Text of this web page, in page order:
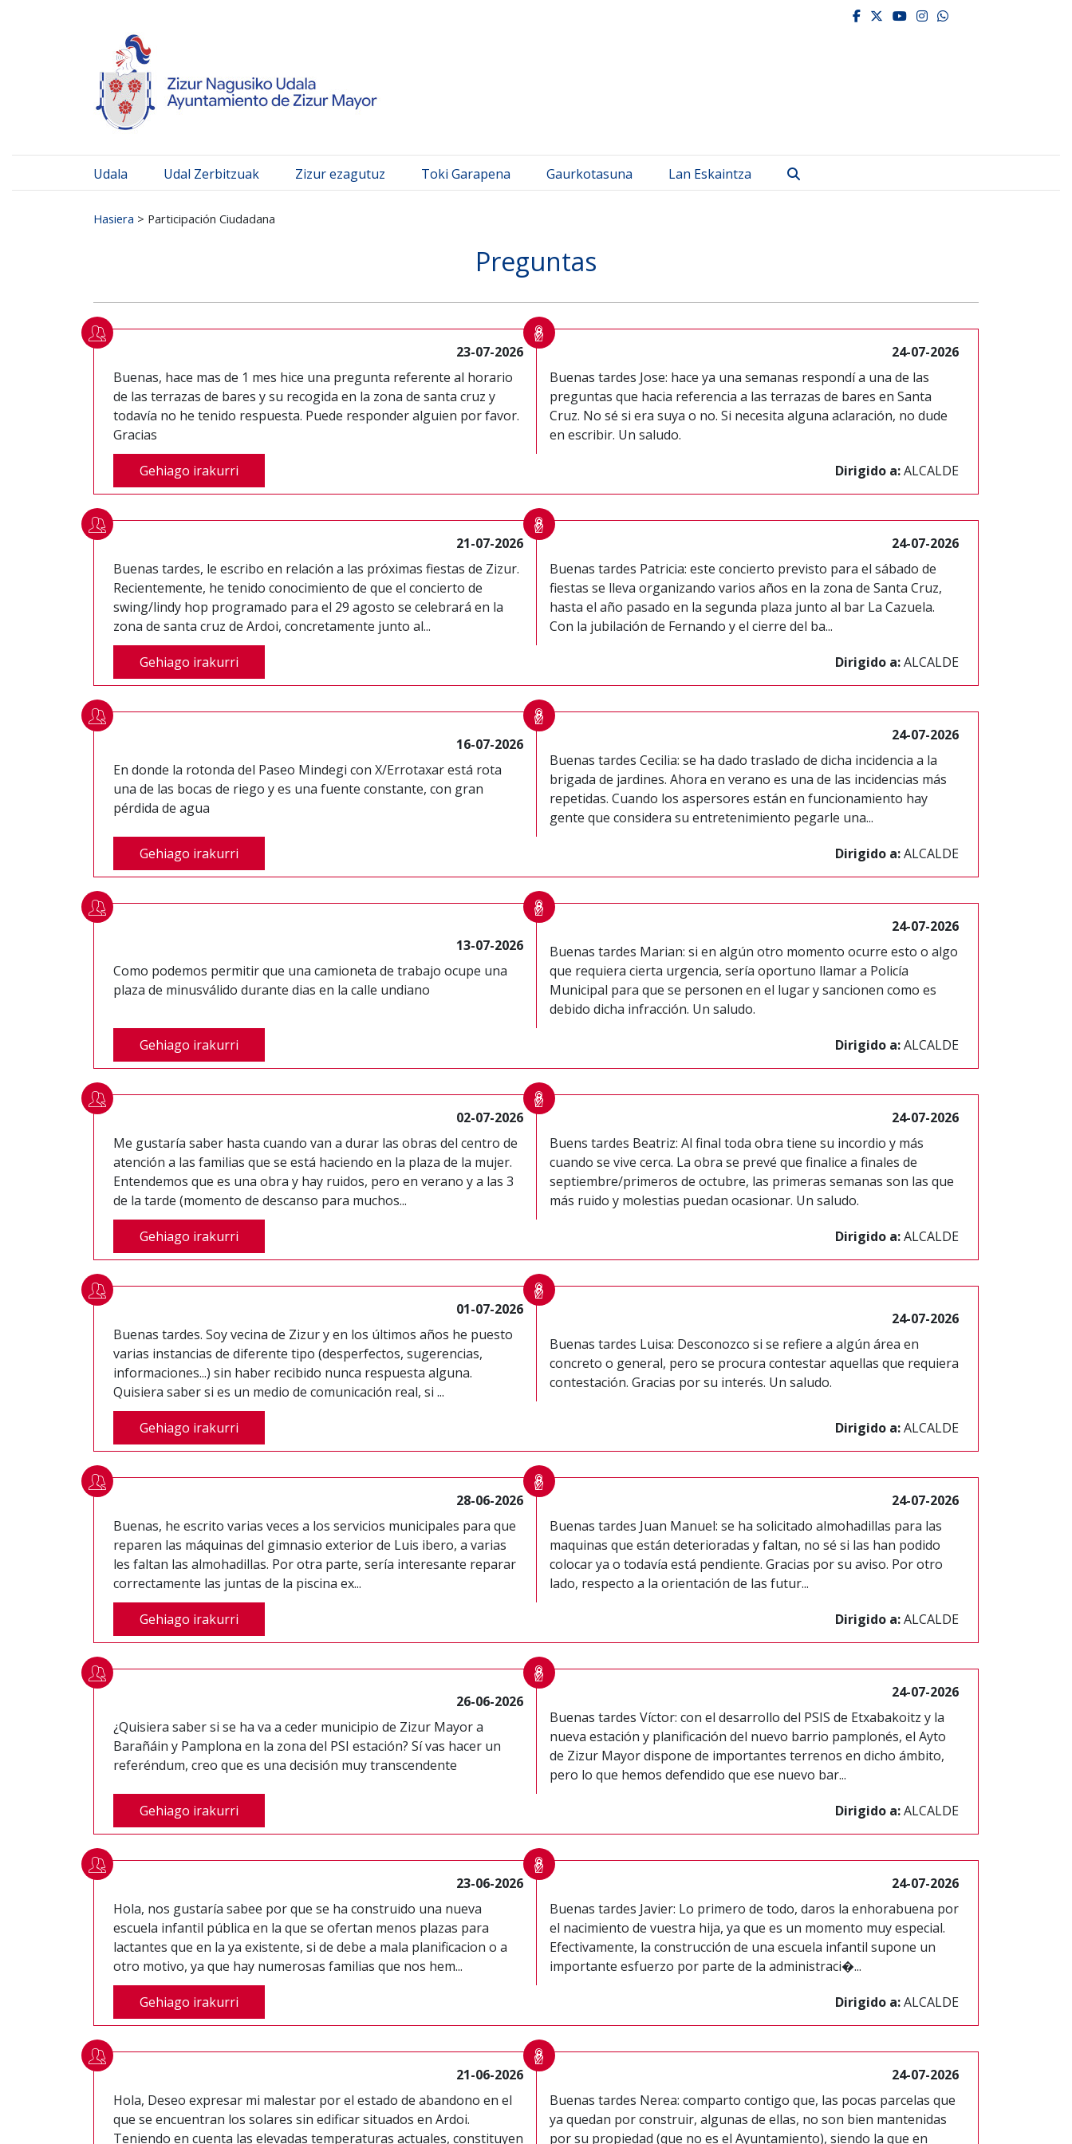
facebook
twitter
youtube
instagram
whatsapp
Udala Udal Zerbitzuak Zizur ezagutuz Toki Garapena Gaurkotasuna Lan Eskaintza
Hasiera > Participación Ciudadana
Preguntas
23-07-2026
Buenas, hace mas de 1 mes hice una pregunta referente al horario
de las terrazas de bares y su recogida en la zona de santa cruz y
todavía no he tenido respuesta. Puede responder alguien por favor.
Gracias
24-07-2026
Buenas tardes Jose: hace ya una semanas respondí a una de las
preguntas que hacia referencia a las terrazas de bares en Santa
Cruz. No sé si era suya o no. Si necesita alguna aclaración, no dude
en escribir. Un saludo.
Gehiago irakurri Dirigido a:ALCALDE
21-07-2026
Buenas tardes, le escribo en relación a las próximas fiestas de Zizur.
Recientemente, he tenido conocimiento de que el concierto de
swing/lindy hop programado para el 29 agosto se celebrará en la
zona de santa cruz de Ardoi, concretamente junto al...
24-07-2026
Buenas tardes Patricia: este concierto previsto para el sábado de
fiestas se lleva organizando varios años en la zona de Santa Cruz,
hasta el año pasado en la segunda plaza junto al bar La Cazuela.
Con la jubilación de Fernando y el cierre del ba...
Gehiago irakurri Dirigido a:ALCALDE
16-07-2026
En donde la rotonda del Paseo Mindegi con X/Errotaxar está rota
una de las bocas de riego y es una fuente constante, con gran
pérdida de agua
24-07-2026
Buenas tardes Cecilia: se ha dado traslado de dicha incidencia a la
brigada de jardines. Ahora en verano es una de las incidencias más
repetidas. Cuando los aspersores están en funcionamiento hay
gente que considera su entretenimiento pegarle una...
Gehiago irakurri Dirigido a:ALCALDE
13-07-2026
Como podemos permitir que una camioneta de trabajo ocupe una
plaza de minusválido durante dias en la calle undiano
24-07-2026
Buenas tardes Marian: si en algún otro momento ocurre esto o algo
que requiera cierta urgencia, sería oportuno llamar a Policía
Municipal para que se personen en el lugar y sancionen como es
debido dicha infracción. Un saludo.
Gehiago irakurri Dirigido a:ALCALDE
02-07-2026
Me gustaría saber hasta cuando van a durar las obras del centro de
atención a las familias que se está haciendo en la plaza de la mujer.
Entendemos que es una obra y hay ruidos, pero en verano y a las 3
de la tarde (momento de descanso para muchos...
24-07-2026
Buens tardes Beatriz: Al final toda obra tiene su incordio y más
cuando se vive cerca. La obra se prevé que finalice a finales de
septiembre/primeros de octubre, las primeras semanas son las que
más ruido y molestias puedan ocasionar. Un saludo.
Gehiago irakurri Dirigido a:ALCALDE
01-07-2026
Buenas tardes. Soy vecina de Zizur y en los últimos años he puesto
varias instancias de diferente tipo (desperfectos, sugerencias,
informaciones...) sin haber recibido nunca respuesta alguna.
Quisiera saber si es un medio de comunicación real, si ...
24-07-2026
Buenas tardes Luisa: Desconozco si se refiere a algún área en
concreto o general, pero se procura contestar aquellas que requiera
contestación. Gracias por su interés. Un saludo.
Gehiago irakurri Dirigido a:ALCALDE
28-06-2026
Buenas, he escrito varias veces a los servicios municipales para que
reparen las máquinas del gimnasio exterior de Luis ibero, a varias
les faltan las almohadillas. Por otra parte, sería interesante reparar
correctamente las juntas de la piscina ex...
24-07-2026
Buenas tardes Juan Manuel: se ha solicitado almohadillas para las
maquinas que están deterioradas y faltan, no sé si las han podido
colocar ya o todavía está pendiente. Gracias por su aviso. Por otro
lado, respecto a la orientación de las futur...
Gehiago irakurri Dirigido a:ALCALDE
26-06-2026
¿Quisiera saber si se ha va a ceder municipio de Zizur Mayor a
Barañáin y Pamplona en la zona del PSI estación? Sí vas hacer un
referéndum, creo que es una decisión muy transcendente
24-07-2026
Buenas tardes Víctor: con el desarrollo del PSIS de Etxabakoitz y la
nueva estación y planificación del nuevo barrio pamplonés, el Ayto
de Zizur Mayor dispone de importantes terrenos en dicho ámbito,
pero lo que hemos defendido que ese nuevo bar...
Gehiago irakurri Dirigido a:ALCALDE
23-06-2026
Hola, nos gustaría sabee por que se ha construido una nueva
escuela infantil pública en la que se ofertan menos plazas para
lactantes que en la ya existente, si de debe a mala planificacion o a
otro motivo, ya que hay numerosas familias que nos hem...
24-07-2026
Buenas tardes Javier: Lo primero de todo, daros la enhorabuena por
el nacimiento de vuestra hija, ya que es un momento muy especial.
Efectivamente, la construcción de una escuela infantil supone un
importante esfuerzo por parte de la administraci�...
Gehiago irakurri Dirigido a:ALCALDE
21-06-2026
Hola, Deseo expresar mi malestar por el estado de abandono en el
que se encuentran los solares sin edificar situados en Ardoi.
Teniendo en cuenta las elevadas temperaturas actuales, constituyen
24-07-2026
Buenas tardes Nerea: comparto contigo que, las pocas parcelas que
ya quedan por construir, algunas de ellas, no son bien mantenidas
por su propiedad (que no es el Ayuntamiento), siendo la que en